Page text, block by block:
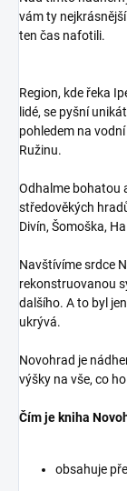
vám ty
ten čas nafotili.
Region, kde řeka
lidé, se pyšní
pohledem na
Ružinu.
Odhalme bohatou
středověkých
Divín, Šomoška,
Navštívíme srdce
rekonstruovanou
dalšího. A to byl
ukrývá.
Novohrad je
výšky na vše, co
Čím je kniha
obsahuje